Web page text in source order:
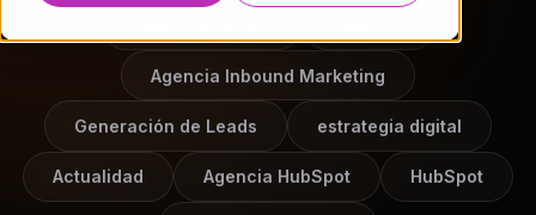
Agencia Inbound Marketing
Generación de Leads estrategia digital
Actualidad Agencia HubSpot HubSpot